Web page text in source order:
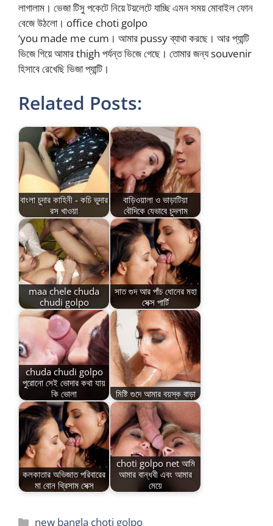
লাগালাম। ভেজা টিসু পকেটে নিয়ে টয়লেটে যাচ্ছি এমন সময় মোবাইল ফোন
বেজে উঠলো। office choti golpo
‘you made me cum। আমার pussy ব্যাথা করছে। আর প্যান্টি
ভিজে গিয়ে আমার thigh পর্যন্ত ভিজে গেছে। তোমার জন্য souvenir
হিসাবে রেখেছি ভিজা প্যান্টি।
Related Posts:
বাংলা চুদার কাহিনী - কচি ভুদার
রস খাওয়া
বাড়িওয়ালা ও ভাড়াটিয়া
বৌদিকে যেভাবে চুদলাম
maa chele chuda
chudi golpo
সাত গুদ আর পাঁচ ধোনের মহা
সেক্স পার্টি
chuda chudi golpo
পুরোনো সেই ভোদার কথা যায়
কি ভোলা
মিষ্টি গুদে আমার বয়স্ক বাড়া
কলকাতার অভিজাত পরিবারের
মা বোন থ্রিসাম সেক্স
choti golpo net আমি
আমার বান্ধবী এবং আমার
মেয়ে
Categories
new bangla choti golpo